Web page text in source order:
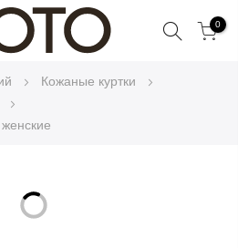
Поиск0
Кожаные куртки